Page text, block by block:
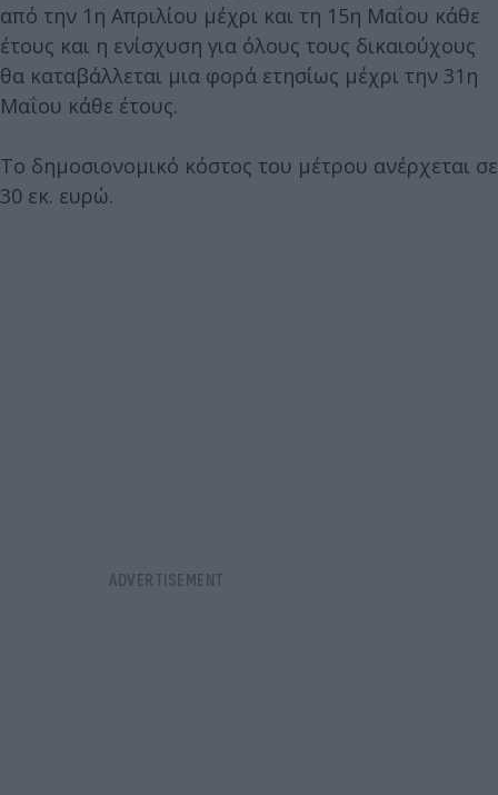
από την 1η Απριλίου μέχρι και τη 15η Μαΐου κάθε
έτους και η ενίσχυση για όλους τους δικαιούχους
θα καταβάλλεται μια φορά ετησίως μέχρι την 31η
Μαΐου κάθε έτους.
Το δημοσιονομικό κόστος του μέτρου ανέρχεται σε
30 εκ. ευρώ.